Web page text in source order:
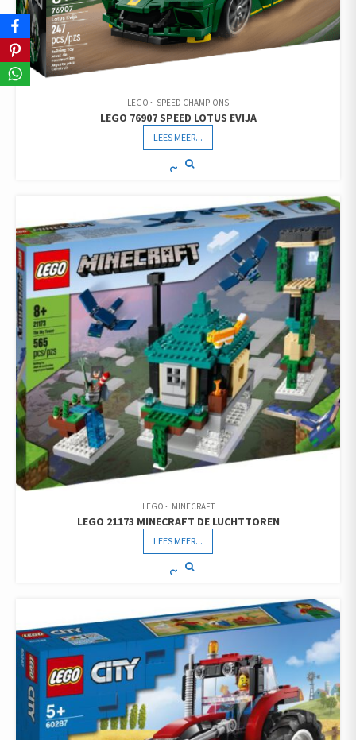
LEGO SPEED CHAMPIONS
LEGO 76907 SPEED LOTUS EVIJA
LEES MEER...
LEGO MINECRAFT
LEGO 21173 MINECRAFT DE LUCHTTOREN
LEES MEER...